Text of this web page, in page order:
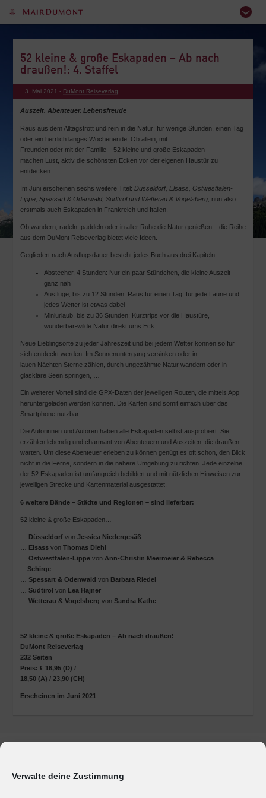
Verwalte deine Zustimmung
52 kleine & große Eskapaden – Ab nach
draußen!: 4. Staffel
3. Mai 2021 - DuMont Reiseverlag
Auszeit. Abenteuer. Lebensfreude
Raus aus dem Alltagstrott und rein in die Natur: für wenige Stunden, einen Tag
oder ein herrlich langes Wochenende. Ob allein, mit
Freunden oder mit der Familie – 52 kleine und große Eskapaden
machen Lust, aktiv die schönsten Ecken vor der eigenen Haustür zu
entdecken.
Im Juni erscheinen sechs weitere Titel: Düsseldorf, Elsass, Ostwestfalen-
Lippe, Spessart & Odenwald, Südtirol und Wetterau & Vogelsberg, nun also
erstmals auch Eskapaden in Frankreich und Italien.
Ob wandern, radeln, paddeln oder in aller Ruhe die Natur genießen – die Reihe
aus dem DuMont Reiseverlag bietet viele Ideen.
Gegliedert nach Ausflugsdauer besteht jedes Buch aus drei Kapiteln:
Abstecher, 4 Stunden: Nur ein paar Stündchen, die kleine Auszeit
ganz nah
Ausflüge, bis zu 12 Stunden: Raus für einen Tag, für jede Laune und
jedes Wetter ist etwas dabei
Miniurlaub, bis zu 36 Stunden: Kurztrips vor die Haustüre,
wunderbar-wilde Natur direkt ums Eck
Neue Lieblingsorte zu jeder Jahreszeit und bei jedem Wetter können so für
sich entdeckt werden. Im Sonnenuntergang versinken oder in
lauen Nächten Sterne zählen, durch ungezähmte Natur wandern oder in
glasklare Seen springen, …
Ein weiterer Vorteil sind die GPX-Daten der jeweiligen Routen, die mittels App
heruntergeladen werden können. Die Karten sind somit einfach über das
Smartphone nutzbar.
Die Autorinnen und Autoren haben alle Eskapaden selbst ausprobiert. Sie
erzählen lebendig und charmant von Abenteuern und Auszeiten, die draußen
warten. Um diese Abenteuer erleben zu können genügt es oft schon, den Blick
nicht in die Ferne, sondern in die nähere Umgebung zu richten. Jede einzelne
der 52 Eskapaden ist umfangreich bebildert und mit nützlichen Hinweisen zur
jeweiligen Strecke und Kartenmaterial ausgestattet.
6 weitere Bände – Städte und Regionen – sind lieferbar:
52 kleine & große Eskapaden…
Düsseldorf von Jessica Niedergesäß
Elsass von Thomas Diehl
Ostwestfalen-Lippe von Ann-Christin Meermeier & Rebecca
Schirge
Spessart & Odenwald von Barbara Riedel
Südtirol von
Lea Hajner
Wetterau & Vogelsberg von Sandra Kathe
52 kleine & große Eskapaden – Ab nach draußen!
DuMont Reiseverlag
232 Seiten
Preis: € 16,95 (D) /
18,50 (A) / 23,90 (CH)
Erscheinen im Juni 2021